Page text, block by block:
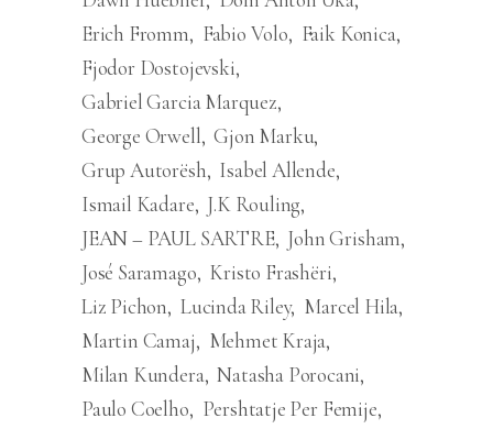
Erich Fromm
Fabio Volo
Faik Konica
Fjodor Dostojevski
Gabriel Garcia Marquez
George Orwell Gjon Marku
Grup Autorësh Isabel Allende
Ismail Kadare J.K Rouling
JEAN – PAUL SARTRE John Grisham
José Saramago Kristo Frashëri
Liz Pichon Lucinda Riley Marcel Hila
Martin Camaj
Mehmet Kraja
Milan Kundera Natasha Porocani
Paulo Coelho
Pershtatje Per Femije